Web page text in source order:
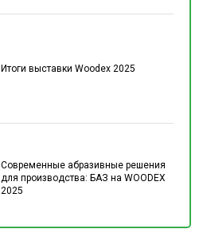
Итоги выставки Woodex 2025
Современные абразивные решения
для производства: БАЗ на WOODEX
2025